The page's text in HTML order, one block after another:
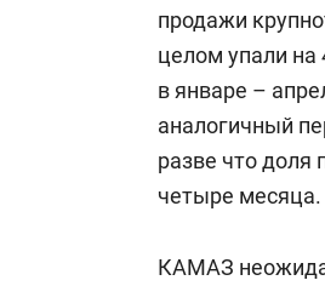
продажи
целом упали на
в январе –
аналогичный
разве что доля
четыре месяца.
КАМАЗ